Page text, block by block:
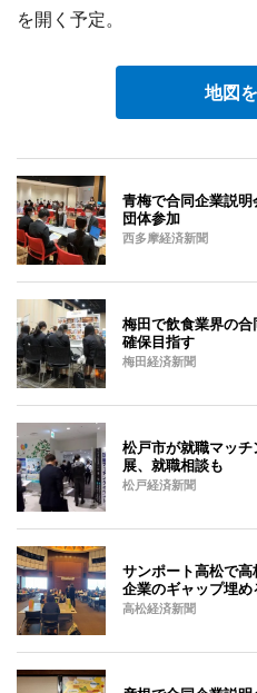
を開く予定。
地図
青梅で合同企業説明
団体参加
西多摩経済新聞
梅田で飲食業界の
確保目指す
梅田経済新聞
松戸市が就職マッ
展、就職相談も
松戸経済新聞
サンポート高松で
企業のギャップ埋め
高松経済新聞